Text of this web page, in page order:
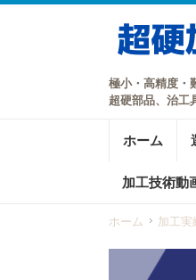
極小・高精度・
超硬部品、治工
ホーム
加工技術動
ホーム 加工実